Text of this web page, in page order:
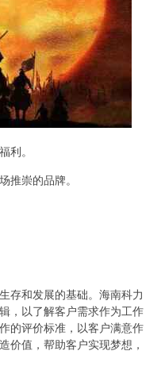
利。
推崇的品牌。
存和发展的基础。海南科力
，以了解客户需求作为工作
的评价标准，以客户满意作
价值，帮助客户实现梦想，